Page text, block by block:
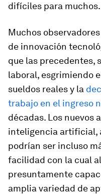
difíciles para muchos.
Muchos
de innovación
que las precedentes,
laboral, esgrimiendo
sueldos reales y la
trabajo en el ingreso
décadas. Los nuevos
inteligencia artificial,
podrían ser incluso
facilidad con la cual
presuntamente
amplia variedad de